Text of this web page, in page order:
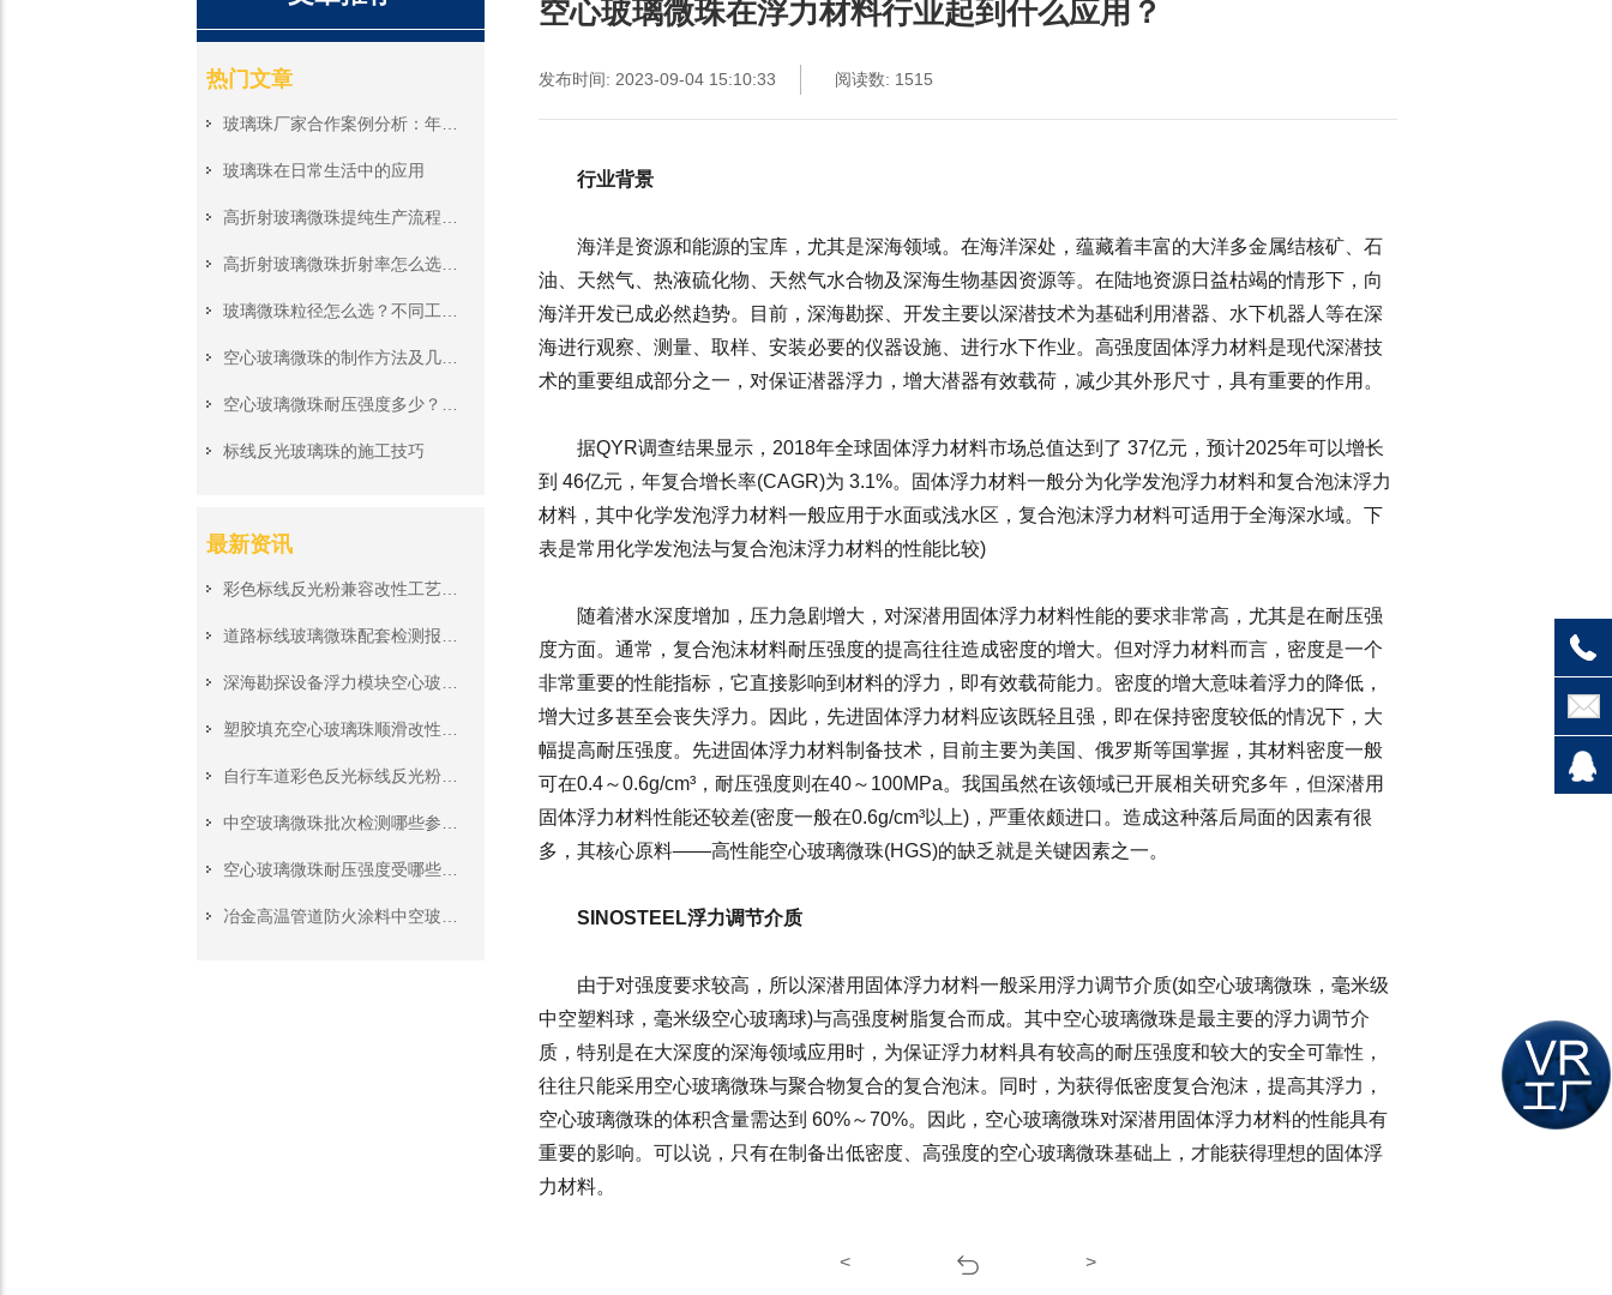
热门文章
玻璃珠厂家合作案例分析：年采购量100吨客户的成本控制策略
玻璃珠在日常生活中的应用
高折射玻璃微珠折射率怎么选？不同反光场景参数解析
空心玻璃微珠的制作方法及几大妙用
标线反光玻璃珠的施工技巧
最新资讯
彩色标线反光粉兼容改性工艺，搭配各色热熔涂料不遮盖反光
自行车道彩色反光标线反光粉，非机动车道夜间警示施工原料
空心玻璃微珠耐压强度受哪些工艺影响?深海浮力填料关键参数解读
空心玻璃微珠在浮力材料行业起到什么应用？
发布时间: 2023-09-04 15:10:33 阅读数: 1515
行业背景
海洋是资源和能源的宝库，尤其是深海领域。在海洋深处，蕴藏着丰富的大洋多金属结核矿、石
油、天然气、热液硫化物、天然气水合物及深海生物基因资源等。在陆地资源日益枯竭的情形下，向
海洋开发已成必然趋势。目前，深海勘探、开发主要以深潜技术为基础利用潜器、水下机器人等在深
海进行观察、测量、取样、安装必要的仪器设施、进行水下作业。高强度固体浮力材料是现代深潜技
术的重要组成部分之一，对保证潜器浮力，增大潜器有效载荷，减少其外形尺寸，具有重要的作用。
据QYR调查结果显示，2018年全球固体浮力材料市场总值达到了 37亿元，预计2025年可以增长
到 46亿元，年复合增长率(CAGR)为 3.1%。固体浮力材料一般分为化学发泡浮力材料和复合泡沫浮力
材料，其中化学发泡浮力材料一般应用于水面或浅水区，复合泡沫浮力材料可适用于全海深水域。下
表是常用化学发泡法与复合泡沫浮力材料的性能比较)
随着潜水深度增加，压力急剧增大，对深潜用固体浮力材料性能的要求非常高，尤其是在耐压强
度方面。通常，复合泡沫材料耐压强度的提高往往造成密度的增大。但对浮力材料而言，密度是一个
非常重要的性能指标，它直接影响到材料的浮力，即有效载荷能力。密度的增大意味着浮力的降低，
增大过多甚至会丧失浮力。因此，先进固体浮力材料应该既轻且强，即在保持密度较低的情况下，大
幅提高耐压强度。先进固体浮力材料制备技术，目前主要为美国、俄罗斯等国掌握，其材料密度一般
可在0.4～0.6g/cm³，耐压强度则在40～100MPa。我国虽然在该领域已开展相关研究多年，但深潜用
固体浮力材料性能还较差(密度一般在0.6g/cm³以上)，严重依颇进口。造成这种落后局面的因素有很
多，其核心原料——高性能空心玻璃微珠(HGS)的缺乏就是关键因素之一。
SINOSTEEL浮力调节介质
由于对强度要求较高，所以深潜用固体浮力材料一般采用浮力调节介质(如空心玻璃微珠，毫米级
中空塑料球，毫米级空心玻璃球)与高强度树脂复合而成。其中空心玻璃微珠是最主要的浮力调节介
质，特别是在大深度的深海领域应用时，为保证浮力材料具有较高的耐压强度和较大的安全可靠性，
往往只能采用空心玻璃微珠与聚合物复合的复合泡沫。同时，为获得低密度复合泡沫，提高其浮力，
空心玻璃微珠的体积含量需达到 60%～70%。因此，空心玻璃微珠对深潜用固体浮力材料的性能具有
重要的影响。可以说，只有在制备出低密度、高强度的空心玻璃微珠基础上，才能获得理想的固体浮
力材料。
< >